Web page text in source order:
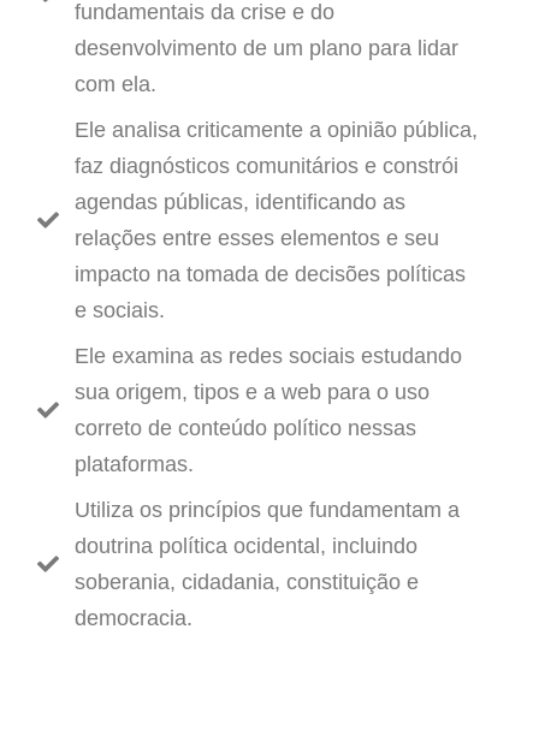
fundamentais da crise e do
desenvolvimento de um plano para lidar
com ela.
Ele analisa criticamente a opinião pública,
faz diagnósticos comunitários e constrói
agendas públicas, identificando as
relações entre esses elementos e seu
impacto na tomada de decisões políticas
e sociais.
Ele examina as redes sociais estudando
sua origem, tipos e a web para o uso
correto de conteúdo político nessas
plataformas.
Utiliza os princípios que fundamentam a
doutrina política ocidental, incluindo
soberania, cidadania, constituição e
democracia.